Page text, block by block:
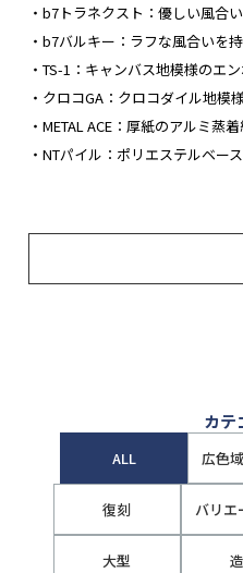
・b7トラネクスト：優しい風合
・b7バルキー：ラフな風合いを
・TS-1：キャンバス地模様のエ
・クロコGA：クロコダイル地模
・METAL ACE：厚紙のアルミ蒸
・NTパイル：ポリエステルベー
カテ
ALL 広色
復刻 バリエ
大型